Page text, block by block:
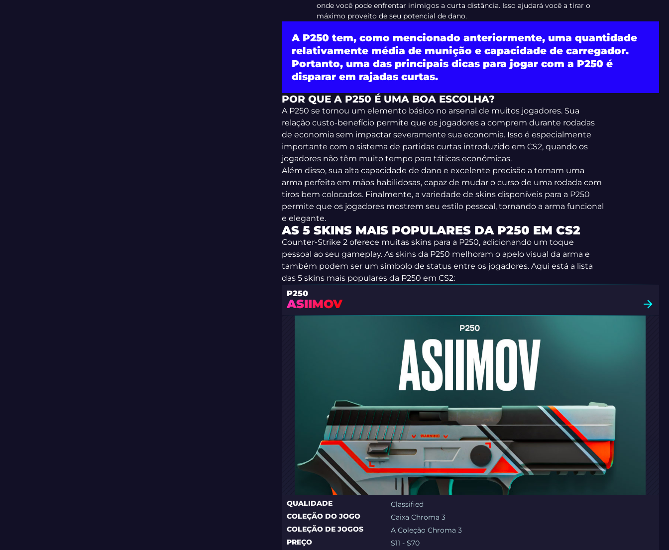
onde você pode enfrentar inimigos a curta distância. Isso ajudará você a tirar o
máximo proveito de seu potencial de dano.
A P250 tem, como mencionado anteriormente, uma quantidade
relativamente média de munição e capacidade de carregador.
Portanto, uma das principais dicas para jogar com a P250 é
disparar em rajadas curtas.
POR QUE A P250 É UMA BOA ESCOLHA?
A P250 se tornou um elemento básico no arsenal de muitos jogadores. Sua
relação custo-benefício permite que os jogadores a comprem durante rodadas
de economia sem impactar severamente sua economia. Isso é especialmente
importante com o sistema de partidas curtas introduzido em CS2, quando os
jogadores não têm muito tempo para táticas econômicas.
Além disso, sua alta capacidade de dano e excelente precisão a tornam uma
arma perfeita em mãos habilidosas, capaz de mudar o curso de uma rodada com
tiros bem colocados. Finalmente, a variedade de skins disponíveis para a P250
permite que os jogadores mostrem seu estilo pessoal, tornando a arma funcional
e elegante.
AS 5 SKINS MAIS POPULARES DA P250 EM CS2
Counter-Strike 2 oferece muitas skins para a P250, adicionando um toque
pessoal ao seu gameplay. As skins da P250 melhoram o apelo visual da arma e
também podem ser um símbolo de status entre os jogadores. Aqui está a lista
das 5 skins mais populares da P250 em CS2:
P250
ASIIMOV
QUALIDADE
Classified
COLEÇÃO DO JOGO
Caixa Chroma 3
COLEÇÃO DE JOGOS
A Coleção Chroma 3
PREÇO
$11 - $70